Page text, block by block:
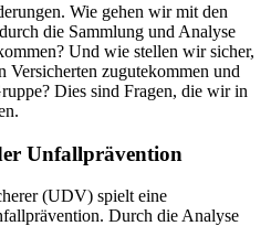
Wie gehen wir mit den
die Sammlung und Analyse
Und wie stellen wir sicher,
zugutekommen und
Dies sind Fragen, die wir in
Unfallprävention
(UDV) spielt eine
Durch die Analyse